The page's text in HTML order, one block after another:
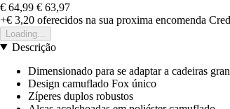
€ 64,99 € 63,97
+€ 3,20 oferecidos na sua proxima encomenda
Loading...
Descrição
Dimensionado para se adaptar a cadeiras
Design camuflado Fox único
Zíperes duplos robustos